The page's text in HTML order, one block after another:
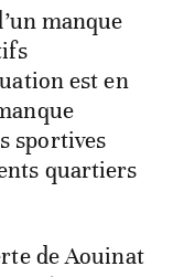
manque
est en
sportives
quartiers
de Aouinat